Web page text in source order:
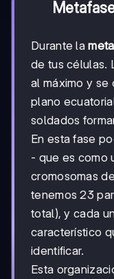
Durante la
de tus células.
al máximo y se
plano
soldados
En esta fase
- que es como
cromosomas
tenemos 23
total), y cada
característico
identificar.
Esta